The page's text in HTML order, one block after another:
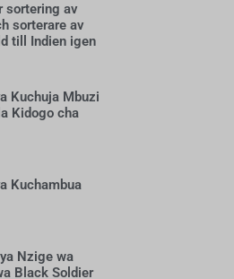
sortering av
sorterare av
till Indien igen
Kuchuja Mbuzi
Kidogo cha
Kuchambua
Nzige wa
Black Soldier